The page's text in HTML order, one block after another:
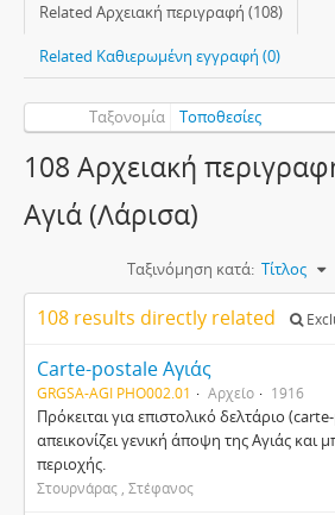
Related Αρχειακή περιγραφή (108)
Related Καθιερωμένη εγγραφή (0)
Ταξονομία Τοποθεσίες
108 Αρχειακή
Αγιά (Λάρισα)
Ταξινόμηση κατά: Τίτλος
108 results directly related
Carte-postale Αγιάς
GRGSA-AGI PHO002.01 Αρχείο 1916
Πρόκειται για επιστολικό δελτάριο
απεικονίζει γενική άποψη της Αγιάς και
περιοχής.
Στουρνάρας , Στέφανος